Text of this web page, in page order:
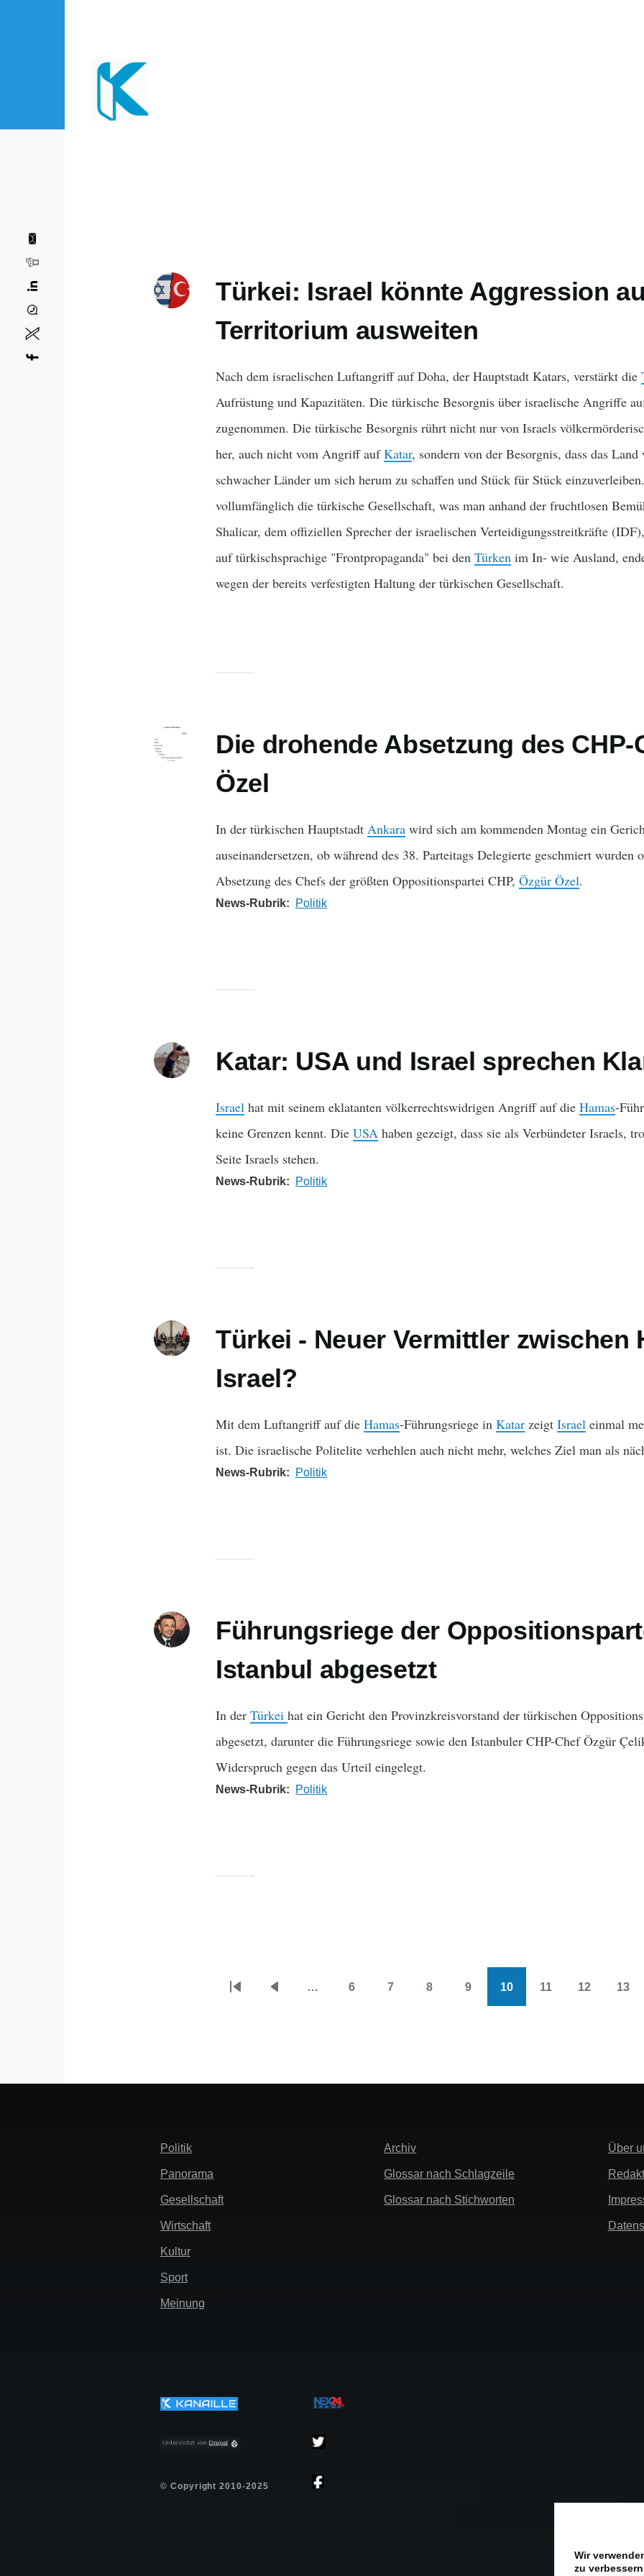
Türkei: Israel könnte Aggression
Territorium ausweiten
Nach dem israelischen Luftangriff auf Doha, der Hauptstadt Katars, verstärkt die
Aufrüstung und Kapazitäten. Die türkische Besorgnis über israelische Angriffe
zugenommen. Die türkische Besorgnis rührt nicht nur von Israels
her, auch nicht vom Angriff aufKatar, sondern von der Besorgnis, dass das
schwacher Länder um sich herum zu schaffen und Stück für Stück
vollumfänglich die türkische Gesellschaft, was man anhand der fruchtlosen
Shalicar, dem offiziellen Sprecher der israelischen Verteidigungsstreitkräfte
auf türkischsprachige "Frontpropaganda" bei den Türken im In- wie Ausland,
wegen der bereits verfestigten Haltung der türkischen Gesellschaft.
Die drohende Absetzung des CHP-
Özel
In der türkischen Hauptstadt Ankara wird sich am kommenden Montag ein
auseinandersetzen, ob während des 38. Parteitags Delegierte geschmiert wurden
Absetzung des Chefs der größten Oppositionspartei CHP, Özgür Özel.
News-Rubrik Politik
Katar: USA und Israel sprechen
Israel hat mit seinem eklatanten völkerrechtswidrigen Angriff auf die Hamas-
keine Grenzen kennt. Die USA haben gezeigt, dass sie als Verbündeter Israels,
Seite Israels stehen.
News-Rubrik Politik
Türkei - Neuer Vermittler zwischen
Israel?
Mit dem Luftangriff auf die Hamas-Führungsriege in Katar zeigt Israel einmal
ist. Die israelische Politelite verhehlen auch nicht mehr, welches Ziel man als
News-Rubrik Politik
Führungsriege der
Istanbul abgesetzt
In der Türkei hat ein Gericht den Provinzkreisvorstand der türkischen
abgesetzt, darunter die Führungsriege sowie den Istanbuler CHP-Chef Özgür
Widerspruch gegen das Urteil eingelegt.
News-Rubrik Politik
… 6 7 8 9 10 11 12 13
Header
Menü
Politik
Panorama
Gesellschaft
Wirtschaft
Kultur
Sport
Meinung
Extra
Archiv
Glossar nach Schlagzeile
Glossar nach Stichworten
Links
Info
Über
© Copyright 2010-2025
Wir
zu